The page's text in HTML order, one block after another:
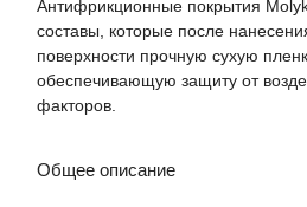
Антифрикционные покрытия
составы, которые после
поверхности прочную сухую
обеспечивающую защиту от
факторов.
Общее описание